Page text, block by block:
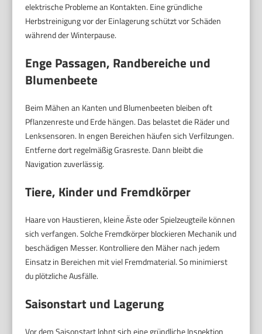
elektrische Probleme an Kontakten. Eine gründliche
Herbstreinigung vor der Einlagerung schützt vor Schäden
während der Winterpause.
Enge Passagen, Randbereiche und
Blumenbeete
Beim Mähen an Kanten und Blumenbeeten bleiben oft
Pflanzenreste und Erde hängen. Das belastet die Räder und
Lenksensoren. In engen Bereichen häufen sich Verfilzungen.
Entferne dort regelmäßig Grasreste. Dann bleibt die
Navigation zuverlässig.
Tiere, Kinder und Fremdkörper
Haare von Haustieren, kleine Äste oder Spielzeugteile können
sich verfangen. Solche Fremdkörper blockieren Mechanik und
beschädigen Messer. Kontrolliere den Mäher nach jedem
Einsatz in Bereichen mit viel Fremdmaterial. So minimierst
du plötzliche Ausfälle.
Saisonstart und Lagerung